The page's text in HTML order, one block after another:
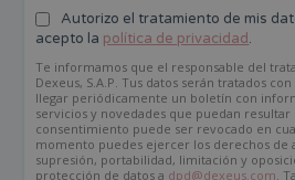
Autorizo el tratamiento de mis
acepto la política de privacidad.
Te informamos que el responsable del
Dexeus, S.A.P. Tus datos serán tratados
llegar periódicamente un boletín con
servicios y novedades que puedan resultar
consentimiento puede ser revocado en
momento puedes ejercer los derechos de
supresión, portabilidad, limitación y
protección de datos a dpd@dexeus.com .